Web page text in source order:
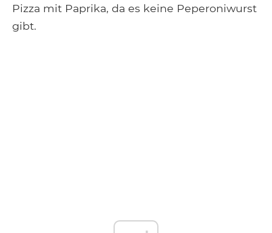
Pizza mit Paprika, da es keine Peperoniwurst
gibt.